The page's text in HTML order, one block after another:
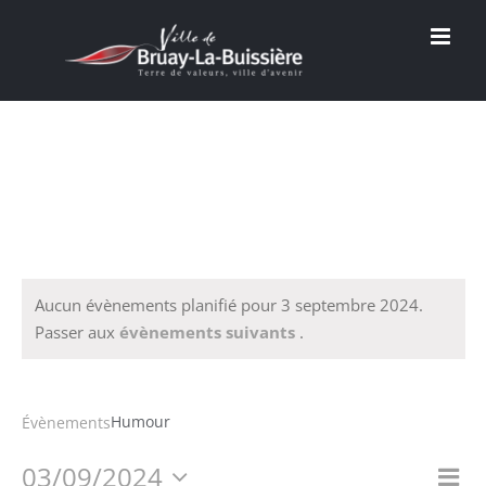
Aucun évènements planifié pour 3 septembre 2024.
Passer aux évènements suivants .
ÉvènementsHumour
03/09/2024